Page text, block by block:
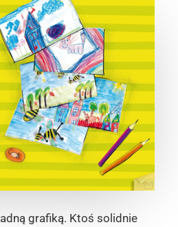
grafiką. Ktoś solidnie